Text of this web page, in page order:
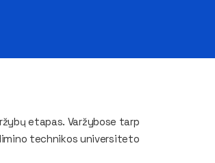
etapas. Varžybose tarp
technikos universiteto